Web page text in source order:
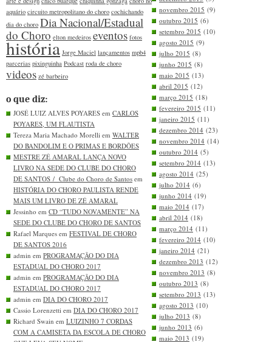
aquário circuito metropolitano do choro cochichando
dia do choro Dia Nacional/Estadual
do Choro elton medeiros eventos fotos
história Jorge Maciel lançamentos mpb4
parcerias pixinguinha Podcast roda de choro
videos zé barbeiro
o que diz:
JOSÉ LUIZ ALVES POYARES em CARLOS
POYARES, UM FLAUTISTA
Tereza Maria Machado Morelli em WALTER
DO BANDOLIM E O PRIMAS E BORDÕES
MESTRE ZÉ AMARAL LANÇA NOVO
LIVRO NA SEDE DO CLUBE DO CHORO
DE SANTOS / Clube do Choro de Santos em
HISTÓRIA DO CHORO PAULISTA RENDE
MAIS UM LIVRO DE ZÉ AMARAL
Jessinho em CD “TUDO NOVAMENTE” NA
SEDE DO CLUBE DO CHORO DE SANTOS
Rafael Marques em FESTIVAL DE CHORO
DE SANTOS 2016
admin em PROGRAMAÇÃO DO DIA
ESTADUAL DO CHORO 2017
admin em PROGRAMAÇÃO DO DIA
ESTADUAL DO CHORO 2017
admin em DIA DO CHORO 2017
Cassio Lorenzetti em DIA DO CHORO 2017
Richard Swain em LUIZINHO 7 CORDAS
COM A CAMISETA DA ESCOLA DE CHORO
novembro 2015 (9)
outubro 2015 (6)
setembro 2015 (10)
agosto 2015 (9)
julho 2015 (8)
junho 2015 (8)
maio 2015 (13)
abril 2015 (12)
março 2015 (18)
fevereiro 2015 (11)
janeiro 2015 (11)
dezembro 2014 (23)
novembro 2014 (14)
outubro 2014 (5)
setembro 2014 (13)
agosto 2014 (25)
julho 2014 (6)
junho 2014 (19)
maio 2014 (17)
abril 2014 (18)
março 2014 (11)
fevereiro 2014 (10)
janeiro 2014 (21)
dezembro 2013 (12)
novembro 2013 (8)
outubro 2013 (8)
setembro 2013 (13)
agosto 2013 (10)
julho 2013 (8)
junho 2013 (6)
maio 2013 (19)